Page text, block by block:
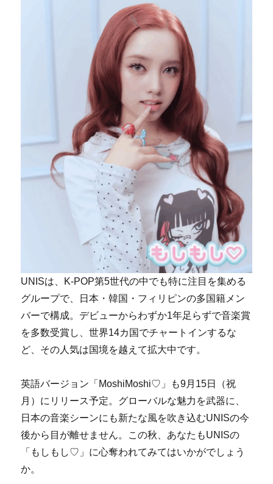
UNISは、K-POP第5世代の中でも特に注目を集める
グループで、日本・韓国・フィリピンの多国籍メン
バーで構成。デビューからわずか1年足らずで音楽賞
を多数受賞し、世界14カ国でチャートインするな
ど、その人気は国境を越えて拡大中です。
英語バージョン「MoshiMoshi♡」も9月15日（祝
月）にリリース予定。グローバルな魅力を武器に、
日本の音楽シーンにも新たな風を吹き込むUNISの今
後から目が離せません。この秋、あなたもUNISの
「もしもし♡」に心奪われてみてはいかがでしょう
か。